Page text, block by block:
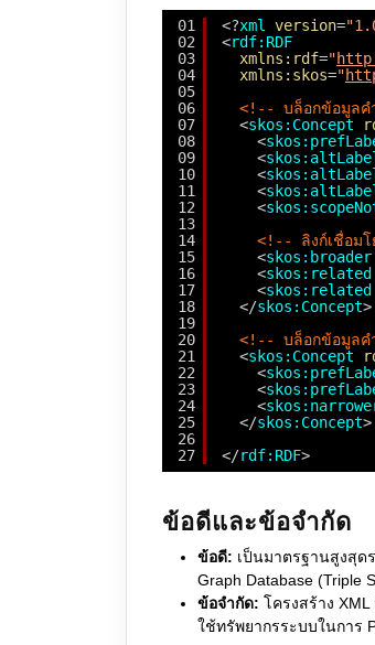
01
02
03
04
05
06
07
08
09
10
11
12
13
14
15
16
17
18
19
20
21
22
23
24
25
26
27
<?xml version=
<rdf:RDF
xmlns:rdf="
xmlns:skos="
<!-- บล็อกข้อมูล
<skos:Concept
<
<
<
<
<
<!-- ลิงก์เชื่อมโ
<skos:broader
<skos:related
<skos:related
</skos:Concept>
<!-- บล็อกข้อมูลค
<skos:Concept
<
<
<
</skos:Concept>
</rdf:RDF>
ข้อดีและข้อจำกัด
ข้อดี: เป็นมาตรฐานสูงสุ
Graph Database (Triple
ข้อจำกัด: โครงสร้าง
ใช้ทรัพยากรระบบในการ